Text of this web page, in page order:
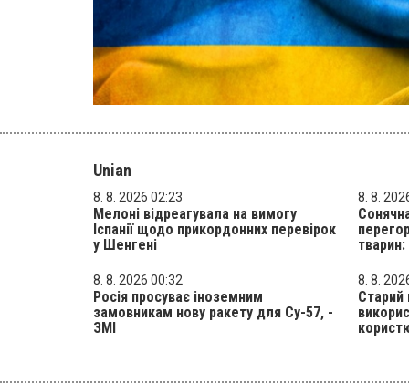
Unian
8. 8. 2026 02:23
Мелоні відреагувала на вимогу
Іспанії щодо прикордонних перевірок
у Шенгені
8. 8.
8. 8. 2026 00:32
Росія просуває іноземним
замовникам нову ракету для Су-57, -
ЗМІ
8. 8.
Старий